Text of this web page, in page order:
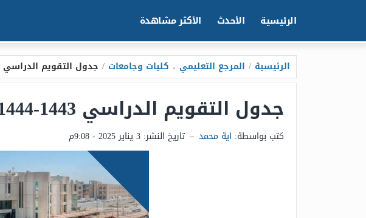
الرئيسية الأحدث الأكثر مشاهدة
الرئيسية / المرجع التعليمي ، كليات وجامعات / جدول التقويم الدراسي 1443-1444 للجامعات pdf
جدول التقويم الدراسي 1443-1444 للجامعات pdf
كتب بواسطة: اية محمد – تاريخ النشر: 3 يناير 2025 - 9:08م